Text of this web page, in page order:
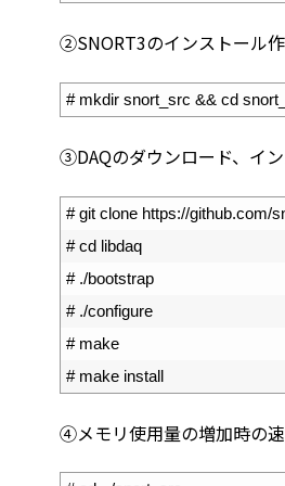
②SNORT3のインストール
# mkdir snort_src && cd
③DAQのダウンロード、イ
# git clone https://github.com/
# cd libdaq
# ./bootstrap
# ./configure
# make
# make install
④メモリ使用量の増加時の